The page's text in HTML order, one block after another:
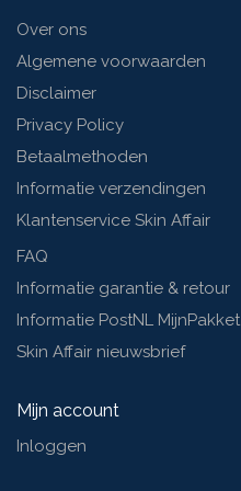
Over ons
Algemene voorwaarden
Disclaimer
Privacy Policy
Betaalmethoden
Informatie verzendingen
Klantenservice Skin Affair
FAQ
Informatie garantie & retour
Informatie PostNL MijnPakket
Skin Affair nieuwsbrief
Mijn account
Inloggen